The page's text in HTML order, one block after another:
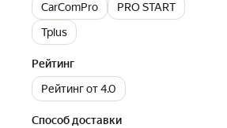
CarComPro
PRO START
Tplus
Рейтинг
Рейтинг от 4.0
Способ доставки